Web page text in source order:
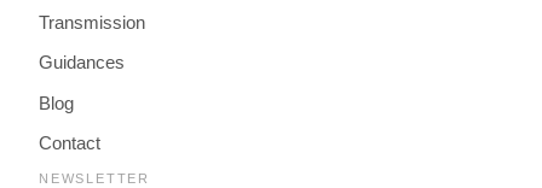
Transmission
Guidances
Blog
Contact
NEWSLETTER